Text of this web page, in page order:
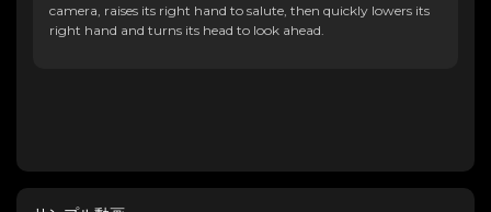
camera, raises its right hand to salute, then quickly lowers its
right hand and turns its head to look ahead.